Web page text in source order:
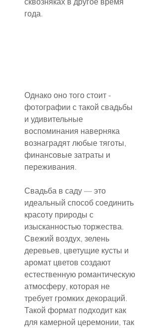
года.
Однако оно того стоит -
фотографии с такой свадьбы
и удивительные
воспоминания наверняка
вознаградят любые тяготы,
финансовые затраты и
переживания.
Свадьба в саду — это
идеальный способ соединить
красоту природы с
изысканностью торжества.
Свежий воздух, зелень
деревьев, цветущие кусты и
аромат цветов создают
естественную романтическую
атмосферу, которая не
требует громких декораций.
Такой формат подходит как
для камерной церемонии, так